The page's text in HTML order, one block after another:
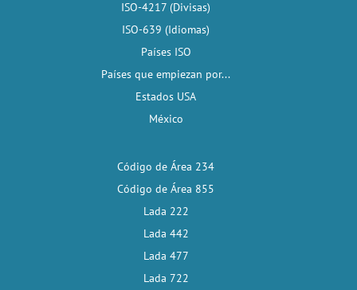
ISO-4217 (Divisas)
ISO-639 (Idiomas)
Países ISO
Países que empiezan por...
Estados USA
México
Código de Área 234
Código de Área 855
Lada 222
Lada 442
Lada 477
Lada 722